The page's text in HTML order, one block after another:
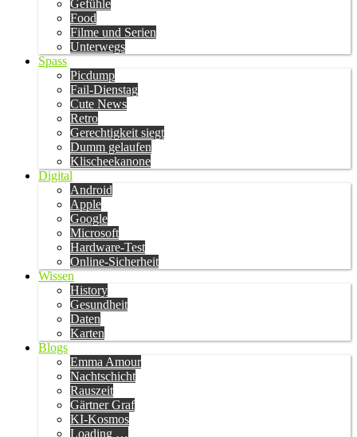
Gefühle
Food
Filme und Serien
Unterwegs
Spass
Picdump
Fail-Dienstag
Cute News
Retro
Gerechtigkeit siegt
Dumm gelaufen
Klischeekanone
Digital
Android
Apple
Google
Microsoft
Hardware-Test
Online-Sicherheit
Wissen
History
Gesundheit
Daten
Karten
Blogs
Emma Amour
Nachtschicht
Rauszeit
Gärtner Graf
KI-Kosmos
Loading …